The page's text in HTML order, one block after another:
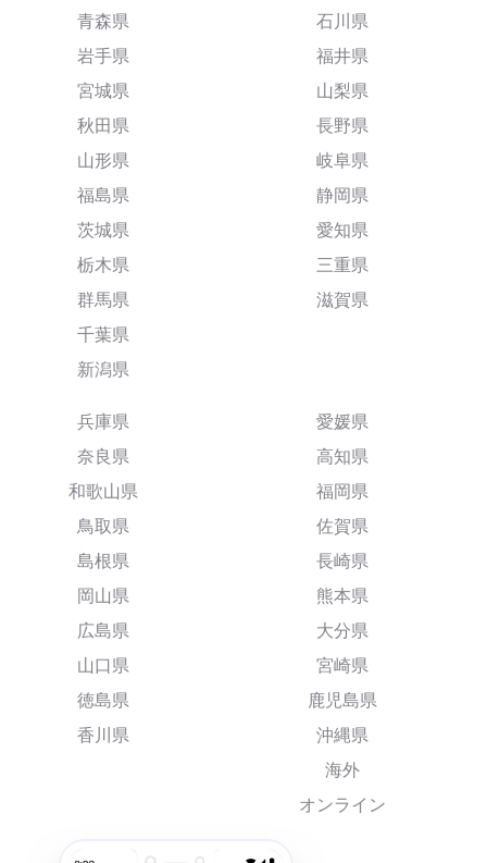
青森県
岩手県
宮城県
秋田県
山形県
福島県
茨城県
栃木県
群馬県
千葉県
新潟県
石川県
福井県
山梨県
長野県
岐阜県
静岡県
愛知県
三重県
滋賀県
兵庫県
奈良県
和歌山県
鳥取県
島根県
岡山県
広島県
山口県
徳島県
香川県
愛媛県
高知県
福岡県
佐賀県
長崎県
熊本県
大分県
宮崎県
鹿児島県
沖縄県
海外
オンライン